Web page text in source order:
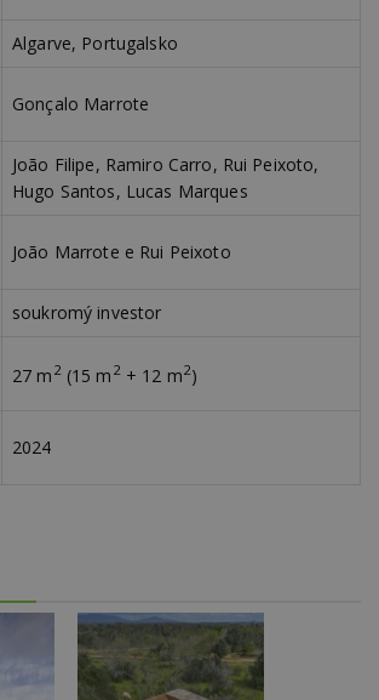
Algarve, Portugalsko
Gonçalo Marrote
João Filipe, Ramiro Carro, Rui Peixoto,
Hugo Santos, Lucas Marques
João Marrote e Rui Peixoto
soukromý investor
27 m 2(15 m 2+ 12 m2)
2024